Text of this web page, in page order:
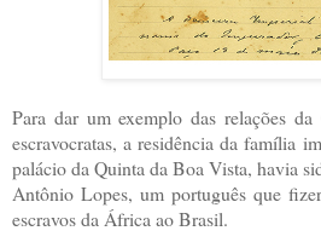
Para dar um exemplo das relações
escravocratas, a residência da família
palácio da Quinta da Boa Vista, havia
Antônio Lopes, um português que
escravos da África ao Brasil.